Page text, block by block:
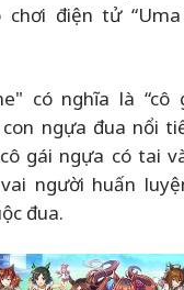
điện tử
có nghĩa là “cô
ngựa đua nổi
gái ngựa có tai
người huấn
đua.